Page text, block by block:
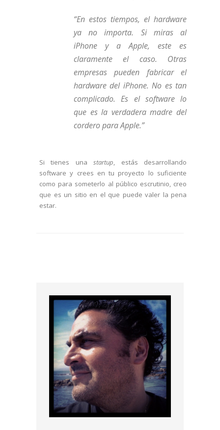
“En estos tiempos, el hardware
ya no importa. Si miras al
iPhone y a Apple, este es
claramente el caso. Otras
empresas pueden fabricar el
hardware del iPhone. No es tan
complicado. Es el software lo
que es la verdadera madre del
cordero para Apple.”
Si tienes unastartup, estás desarrollando
software y crees en tu proyecto lo suficiente
como para someterlo al público escrutinio, creo
que es un sitio en el que puede valer la pena
estar.